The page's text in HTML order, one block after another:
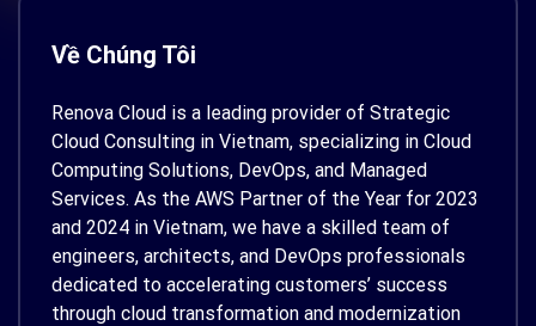
Về Chúng Tôi
Renova Cloud is a leading provider of Strategic
Cloud Consulting in Vietnam, specializing in Cloud
Computing Solutions, DevOps, and Managed
Services. As the AWS Partner of the Year for 2023
and 2024 in Vietnam, we have a skilled team of
engineers, architects, and DevOps professionals
dedicated to accelerating customers’ success
through cloud transformation and modernization